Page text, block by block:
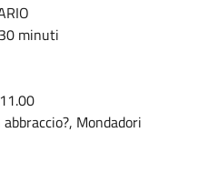
minuti
Mondadori